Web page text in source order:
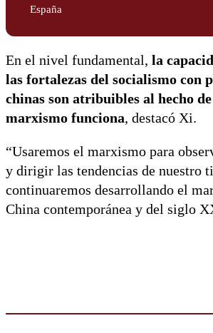
España
En el nivel fundamental, la
las fortalezas del socialismo con
chinas son atribuibles al hecho
marxismo funciona, destacó Xi.
“Usaremos el marxismo para
y dirigir las tendencias de nuestro
continuaremos desarrollando el
China contemporánea y del siglo